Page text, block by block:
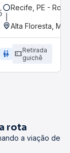
Recife, PE -
Alta Floresta, MT
wc
Retirada
guichê
rota
a viação de